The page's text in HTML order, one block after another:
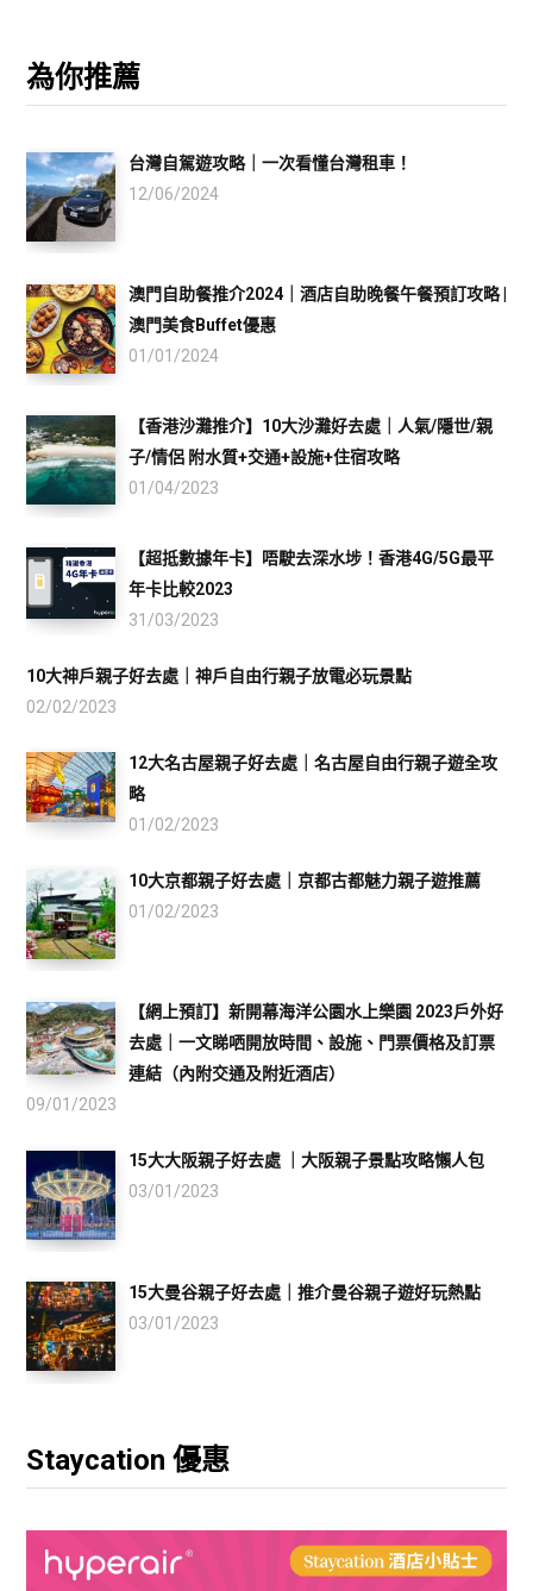
為你推薦
台灣自駕遊攻略｜一次看懂台灣租車！
12/06/2024
澳門自助餐推介2024｜酒店自助晚餐午餐預訂攻略 |
澳門美食Buffet優惠
01/01/2024
【香港沙灘推介】10大沙灘好去處｜人氣/隱世/親
子/情侶 附水質+交通+設施+住宿攻略
01/04/2023
【超抵數據年卡】唔駛去深水埗！香港4G/5G最平
年卡比較2023
31/03/2023
10大神戶親子好去處｜神戶自由行親子放電必玩景點
02/02/2023
12大名古屋親子好去處｜名古屋自由行親子遊全攻
略
01/02/2023
10大京都親子好去處｜京都古都魅力親子遊推薦
01/02/2023
【網上預訂】新開幕海洋公園水上樂園 2023戶外好
去處｜一文睇哂開放時間、設施、門票價格及訂票
連結（內附交通及附近酒店）
09/01/2023
15大大阪親子好去處 ｜大阪親子景點攻略懶人包
03/01/2023
15大曼谷親子好去處｜推介曼谷親子遊好玩熱點
03/01/2023
Staycation 優惠